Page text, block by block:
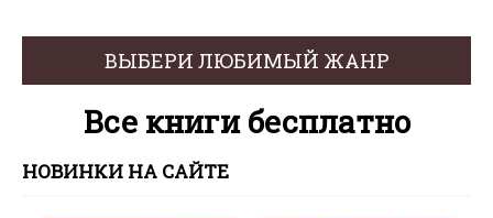
ВЫБЕРИ ЛЮБИМЫЙ ЖАНР
Все книги бесплатно
НОВИНКИ НА САЙТЕ